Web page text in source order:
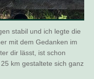
stabil und ich legte die
mit dem Gedanken im
dir lässt, ist schon
km gestaltete sich ganz